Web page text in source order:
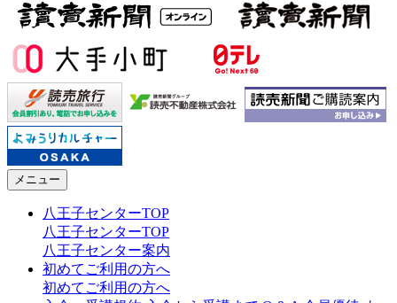
メニュー
八王子センターTOP
八王子センターTOP
八王子センター案内
初めてご利用の方へ
初めてご利用の方へ